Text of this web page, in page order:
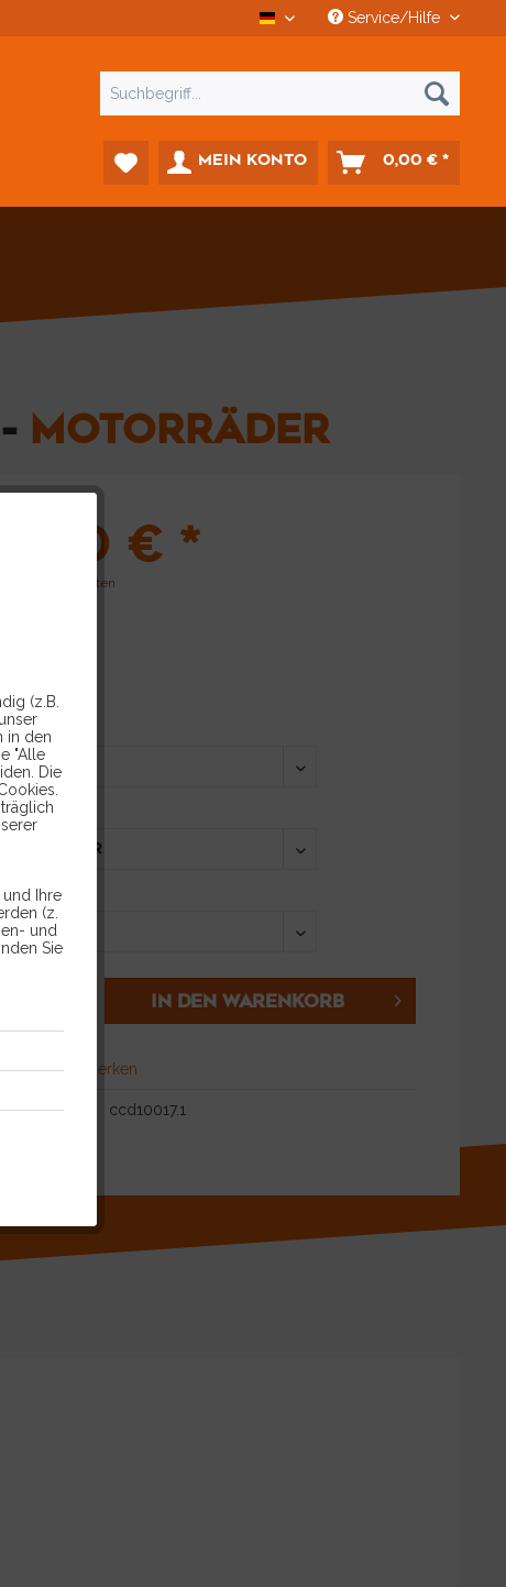
CCD Car-Diagnostics
Service/Hilfe
MEIN KONTO 0,00 € *
(z.B.
in den
"Alle
Die
Ihre
(z.
und
Sie
- MOTORRÄDER
€ *
zzgl. Versandkosten
IN DEN WARENKORB
Merken
ccd10017.1